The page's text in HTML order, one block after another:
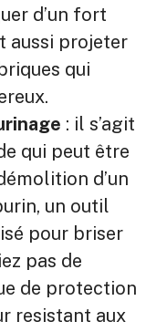
d’un fort
aussi projeter
qui
: il s’agit
qui peut être
d’un
un outil
pour briser
pas de
de protection
resistant aux